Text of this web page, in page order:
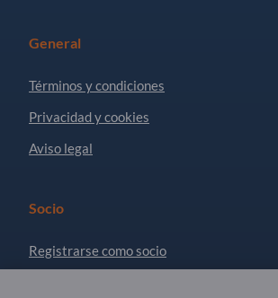
General
Términos y condiciones
Privacidad y cookies
Aviso legal
Socio
Registrarse como socio